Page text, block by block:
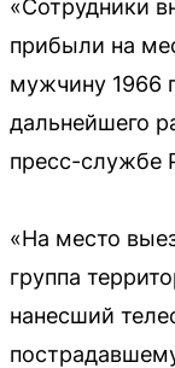
«Сотрудники
прибыли на
мужчину 1966
дальнейшего
пресс-службе
«На место
группа
нанесший